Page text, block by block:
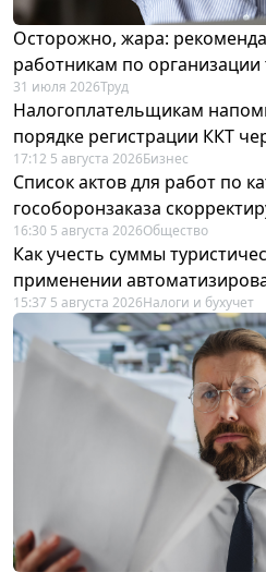
Осторожно, жара:
работникам по организации
31 июля 2026Труд
Налогоплательщикам
порядке регистрации ККТ
17:12 5 августа 2026Бизнес
Список актов для работ по
гособоронзаказа
16:30 5 августа 2026Общество
Как учесть суммы
применении
15:37 5 августа 2026Налоги и бухучет